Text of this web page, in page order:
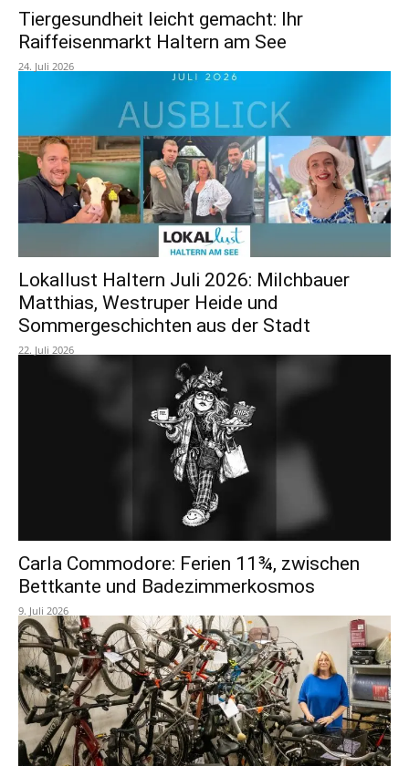
Tiergesundheit leicht gemacht: Ihr
Raiffeisenmarkt Haltern am See
24. Juli 2026
Lokallust Haltern Juli 2026: Milchbauer
Matthias, Westruper Heide und
Sommergeschichten aus der Stadt
22. Juli 2026
Carla Commodore: Ferien 11¾, zwischen
Bettkante und Badezimmerkosmos
9. Juli 2026